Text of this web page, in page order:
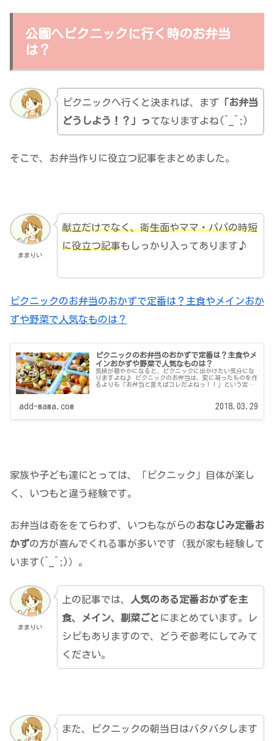
公園へピクニックに行く時のお弁当
は？
ピクニックへ行くと決まれば、まず 「お弁当
どうしよう！？」ってなりますよね(^_^;)
そこで、お弁当作りに役立つ記事をまとめました。
ままりい
献立だけでなく、衛生面やママ・パパの時短
に役立つ記事もしっかり入ってあります♪
ピクニックのお弁当のおかずで定番は？主食やメインおか
ずや野菜で人気なものは？
ピクニックのお弁当のおかずで定番は？主食やメ
インおかずや野菜で人気なものは？
気候が穏やかになると、ピクニックに出かけたい気分にな
りますよね♪ ピクニックのお弁当は、変に凝ったものを作
るよりも「お弁当と言えばコレだよねっ！！」という定番
add-mama.com 2018.03.29
家族や子ども達にとっては、「ピクニック」自体が楽し
く、いつもと違う経験です。
お弁当は奇ををてらわず、いつもながらのおなじみ定番お
かずの方が喜んでくれる事が多いです（我が家も経験して
います(^_^;)）。
ままりい
上の記事では、
人気のある定番おかずを主
食、メイン、副菜ごと にまとめています。レ
シピもありますので、どうぞ参考にしてみて
ください。
また、ピクニックの朝当日はバタバタします